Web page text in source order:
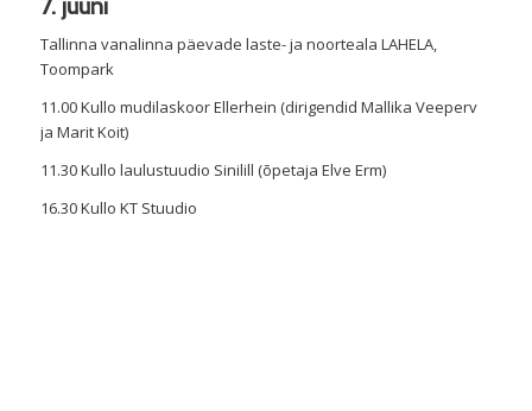
7. juuni
Tallinna vanalinna päevade laste- ja noorteala LAHELA,
Toompark
11.00 Kullo mudilaskoor Ellerhein (dirigendid Mallika Veeperv
ja Marit Koit)
11.30 Kullo laulustuudio Sinilill (õpetaja Elve Erm)
16.30 Kullo KT Stuudio